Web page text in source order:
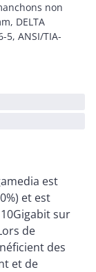
non
DELTA
5, ANSI/TIA-
est
et est
sur
de
des
et de